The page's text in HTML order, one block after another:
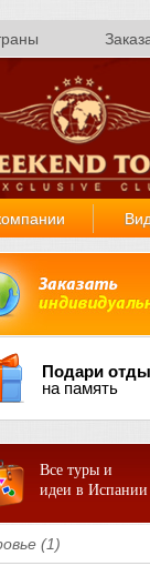
Подари
на память
Все туры и
идеи в Испании
(1)